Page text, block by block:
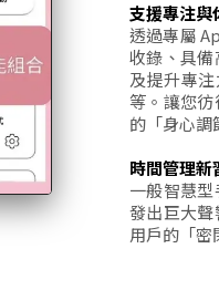
支援專注
透過專屬
收錄、具
及提升專
等。讓您
的「身心調
時間管理
一般智慧
發出巨大
用戶的「密